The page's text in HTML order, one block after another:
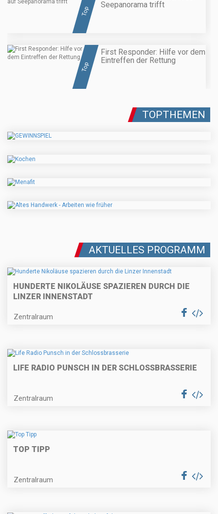
Top
Seepanorama trifft
Top
First Responder: Hilfe vor dem
Eintreffen der Rettung
TOPTHEMEN
AKTUELLES PROGRAMM
HUNDERTE NIKOLÄUSE SPAZIEREN DURCH DIE
LINZER INNENSTADT
Zentralraum
LIFE RADIO PUNSCH IN DER SCHLOSSBRASSERIE
Zentralraum
TOP TIPP
Zentralraum